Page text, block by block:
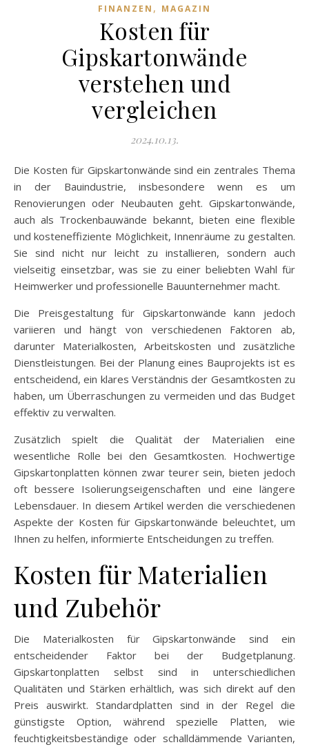
FINANZEN , MAGAZIN
Kosten für
Gipskartonwände
verstehen und
vergleichen
2024.10.13.
Die Kosten für Gipskartonwände sind ein zentrales Thema
in der Bauindustrie, insbesondere wenn es um
Renovierungen oder Neubauten geht. Gipskartonwände,
auch als Trockenbauwände bekannt, bieten eine flexible
und kosteneffiziente Möglichkeit, Innenräume zu gestalten.
Sie sind nicht nur leicht zu installieren, sondern auch
vielseitig einsetzbar, was sie zu einer beliebten Wahl für
Heimwerker und professionelle Bauunternehmer macht.
Die Preisgestaltung für Gipskartonwände kann jedoch
variieren und hängt von verschiedenen Faktoren ab,
darunter Materialkosten, Arbeitskosten und zusätzliche
Dienstleistungen. Bei der Planung eines Bauprojekts ist es
entscheidend, ein klares Verständnis der Gesamtkosten zu
haben, um Überraschungen zu vermeiden und das Budget
effektiv zu verwalten.
Zusätzlich spielt die Qualität der Materialien eine
wesentliche Rolle bei den Gesamtkosten. Hochwertige
Gipskartonplatten können zwar teurer sein, bieten jedoch
oft bessere Isolierungseigenschaften und eine längere
Lebensdauer. In diesem Artikel werden die verschiedenen
Aspekte der Kosten für Gipskartonwände beleuchtet, um
Ihnen zu helfen, informierte Entscheidungen zu treffen.
Kosten für Materialien
und Zubehör
Die Materialkosten für Gipskartonwände sind ein
entscheidender Faktor bei der Budgetplanung.
Gipskartonplatten selbst sind in unterschiedlichen
Qualitäten und Stärken erhältlich, was sich direkt auf den
Preis auswirkt. Standardplatten sind in der Regel die
günstigste Option, während spezielle Platten, wie
feuchtigkeitsbeständige oder schalldämmende Varianten,